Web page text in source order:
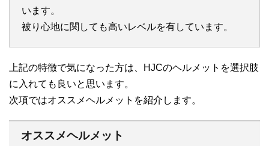
います。
被り心地に関しても高いレベルを有しています。
上記の特徴で気になった方は、HJCのヘルメットを選択肢
に入れても良いと思います。
次項ではオススメヘルメットを紹介します。
オススメヘルメット